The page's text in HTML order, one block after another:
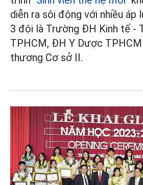
diễn ra sôi động với nhiều
3 đội là Trường ĐH Kinh tế -
TPHCM, ĐH Y Dược
thương Cơ sở II.